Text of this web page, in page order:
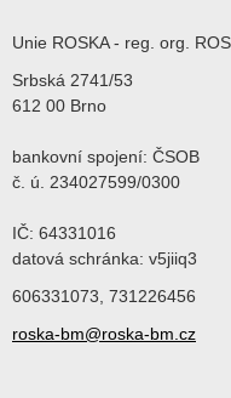
Unie ROSKA - reg. org.
Srbská 2741/53
612 00 Brno
bankovní spojení: ČSOB
č. ú. 234027599/0300
IČ: 64331016
datová schránka: v5jiiq3
606331073, 731226456
roska-bm@roska-bm.cz